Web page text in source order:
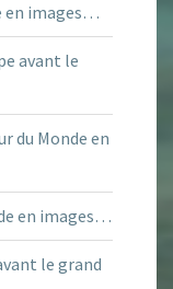
en images…
avant le
du Monde en
en images…
le grand